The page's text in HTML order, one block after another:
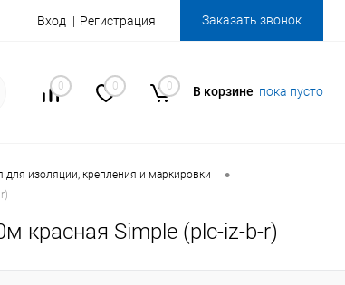
Вход Регистрация Заказать звонок
0 0 0 В корзине пока пусто
для изоляции, крепления и маркировки •
красная Simple (plc-iz-b-r)